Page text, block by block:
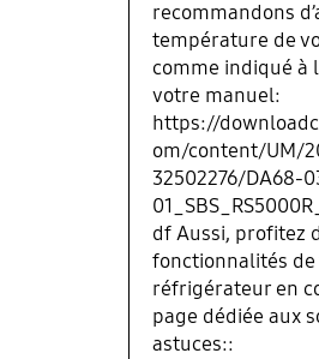
recommandons
température de
comme indiqué à
votre manuel:
https://
om/content/UM/
32502276/DA68-
df Aussi, profitez
fonctionnalités de
réfrigérateur en
page dédiée aux
astuces::